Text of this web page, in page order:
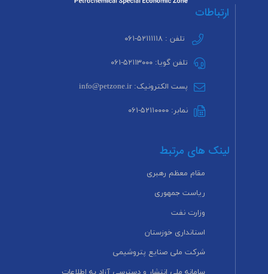
ارتباطات
تلفن : ۵۲۱۱۱۱۱۸-۰۶۱
تلفن گویا: ۵۲۱۱۳۰۰۰-۰۶۱
پست الکترونیک: info@petzone.ir
نمابر: ۵۲۱۱۰۰۰۰-۰۶۱
لینک های مرتبط
مقام معظم رهبری
ریاست جمهوری
وزارت نفت
استانداری خوزستان
شرکت ملی صنایع پتروشیمی